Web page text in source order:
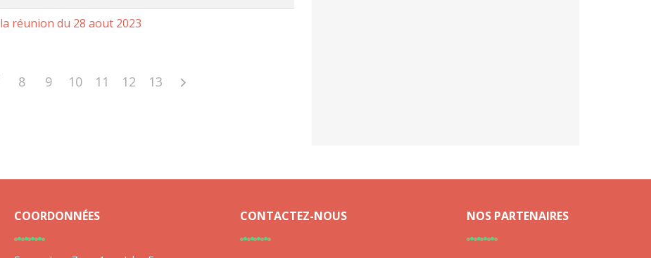
réunion du 28 aout 2023
8 9 10 11 12 13
COORDONNÉES CONTACTEZ-NOUS NOS PARTENAIRES